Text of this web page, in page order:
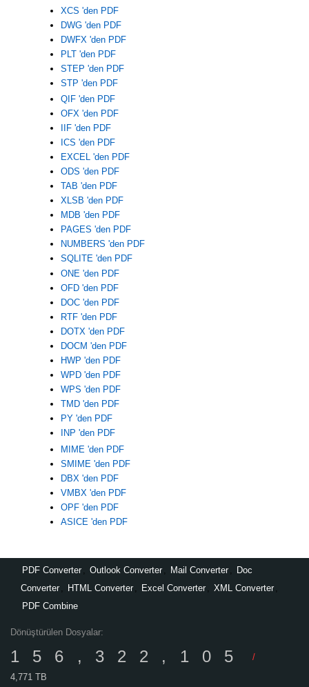
XCS 'den PDF
DWG 'den PDF
DWFX 'den PDF
PLT 'den PDF
STEP 'den PDF
STP 'den PDF
QIF 'den PDF
OFX 'den PDF
IIF 'den PDF
ICS 'den PDF
EXCEL 'den PDF
ODS 'den PDF
TAB 'den PDF
XLSB 'den PDF
MDB 'den PDF
PAGES 'den PDF
NUMBERS 'den PDF
SQLITE 'den PDF
ONE 'den PDF
OFD 'den PDF
DOC 'den PDF
RTF 'den PDF
DOTX 'den PDF
DOCM 'den PDF
HWP 'den PDF
WPD 'den PDF
WPS 'den PDF
TMD 'den PDF
PY 'den PDF
INP 'den PDF
MIME 'den PDF
SMIME 'den PDF
DBX 'den PDF
VMBX 'den PDF
OPF 'den PDF
ASICE 'den PDF
PDF Converter Outlook Converter Mail Converter
Doc
Converter
HTML Converter Excel Converter XML Converter
PDF Combine
Dönüştürülen Dosyalar:
156,322,105
/
4,771 TB